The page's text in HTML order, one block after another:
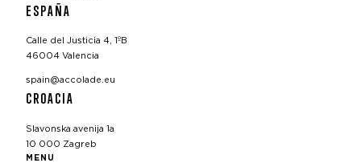
ESPAÑA
Calle del Justicia 4, 1ºB
46004 Valencia
spain@accolade.eu
CROACIA
Slavonska avenija 1a
10 000 Zagreb
MENU